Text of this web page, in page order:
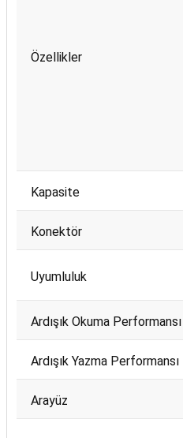
Özellikler
Kapasite
Konektör
Uyumluluk
Ardışık Okuma Performansı
Ardışık Yazma Performansı
Arayüz